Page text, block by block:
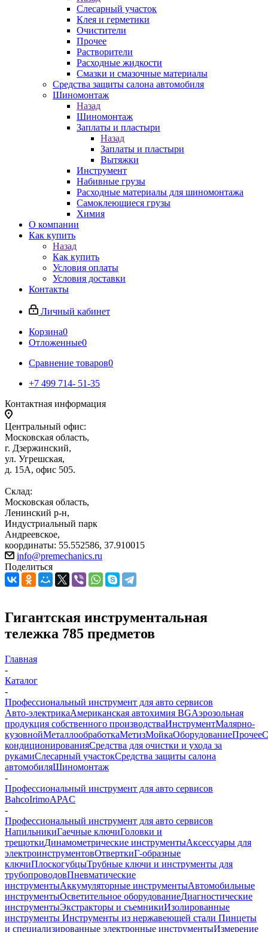
Слесарный участок
Клея и герметики
Очистители
Прочее
Растворители
Расходные жидкости
Смазки и смазочные материалы
Средства защиты салона автомобиля
Шиномонтаж
Назад
Шиномонтаж
Заплаты и пластыри
Назад
Заплаты и пластыри
Вытяжки
Инструмент
Набивные грузы
Расходные материалы для шиномонтажа
Самоклеющиеся грузы
Химия
О компании
Как купить
Назад
Как купить
Условия оплаты
Условия доставки
Контакты
Личный кабинет
Корзина0
Отложенные0
Сравнение товаров0
+7 499 714- 51-35
Контактная информация
Центральный офис:
Московская область,
г. Дзержинский,
ул. Угрешская,
д. 15А, офис 505.
Склад:
Московская область,
Ленинский р-н,
Индустриальный парк
Андреевское,
координаты: 55.552586, 37.910015
info@premechanics.ru
Поделиться
Гигантская инструментальная
тележка 785 предметов
Главная
-
Каталог
-
Профессиональный инструмент для авто сервисов
Авто-электрикаАмериканская автохимия BGАэрозольная
продукция собственного производстваИнструментМалярно-
кузовнойМеталлообработкаМетизМойкаОборудованиеПрочее
кондиционированияСредства для очистки и ухода за
рукамиСлесарный участокСредства защиты салона
автомобиляШиномонтаж
-
Профессиональный инструмент для авто сервисов
BahcoIrimoAPAC
-
Профессиональный инструмент для авто сервисов
НапильникиГаечные ключиГоловки и
трещоткиДинамометрические инструментыАксессуары для
электроинструментовОтверткиГ-образные
ключиПлоскогубцыТрубные ключи и инструменты для
трубопроводовПневматические
инструментыАккумуляторные инструментыАвтомобильные
инструментыОсветительное оборудованиеДиагностические
инструментыЭкстракторы и съемникиИзолированные
инструменты Инструменты из нержавеющей стали Пинцеты
и специализированные электронные инструментыИзмерение